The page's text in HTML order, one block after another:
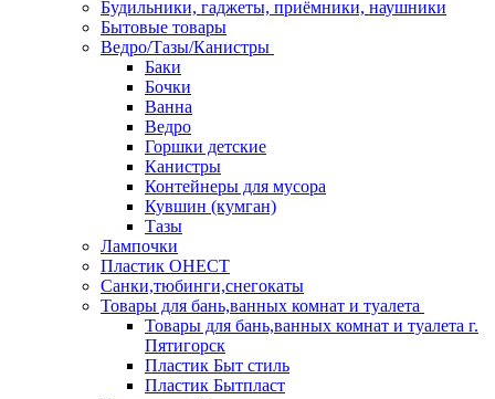
Будильники, гаджеты, приёмники, наушники
Бытовые товары
Ведро/Тазы/Канистры
Баки
Бочки
Ванна
Ведро
Горшки детские
Канистры
Контейнеры для мусора
Кувшин (кумган)
Тазы
Лампочки
Пластик ОНЕСТ
Санки,тюбинги,снегокаты
Товары для бань,ванных комнат и туалета
Товары для бань,ванных комнат и туалета г.
Пятигорск
Пластик Быт стиль
Пластик Бытпласт